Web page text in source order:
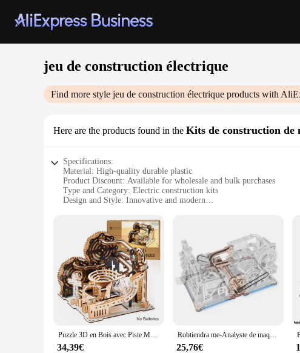
jeu de construction électrique
Find more style jeu de construction électrique products with
Here are the products found in the Kits de construction de
Specifications:
Material: High-quality durable plastic
Product Discount: Available for wholesale and bulk purchases
Type and Category: Electric construction kits
Design and Style: Innovative and modern
Typical Adaptive Scenario: Ideal for children and hobbyists
Shape or Size or Weight or Quantity: Compact and easy to assemble
Performance and Property: Easy-to-follow instructions for quick
Parts and Accessories: Comprehensive set of components
Features:
**Engaging Learning Experience**
The jeu de construction électrique is not just a toy; it's a gateway
experience that encourages hands-on learning and problem-solving
to create a multitude of models. Whether it's a simple structure or
**Durable and Eco-Friendly Material**
Crafted from high-quality, durable plastic, these electric
The kits are easy to assemble, making them perfect for both solo
Puzzle 3D en Bois avec Piste Mécanique Électrique et Manuelle, Kit de Nuit de Construction, Jouet d'Assemblage, Cadeau pour Adolescent et Adulte
34,39€
Robtiendra me-Analyste de maquettes électriques Roshi, port spatial en marbre et kit de maquette manuelle, puzzles en bois, jouet de construction pour hommes et femmes, adolescents de 14 ans et plus
25,76€